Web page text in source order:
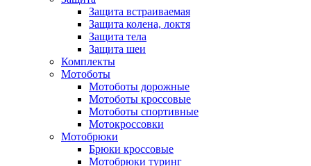
Защита встраиваемая
Защита колена, локтя
Защита тела
Защита шеи
Комплекты
Мотоботы
Мотоботы дорожные
Мотоботы кроссовые
Мотоботы спортивные
Мотокроссовки
Мотобрюки
Брюки кроссовые
Мотобрюки туринг